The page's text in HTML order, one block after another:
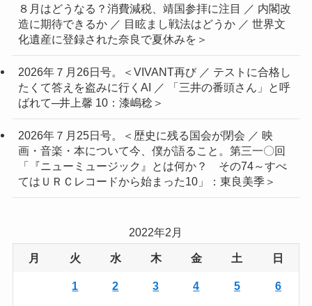
８月はどうなる？消費減税、靖国参拝に注目 ／ 内閣改
造に期待できるか ／ 目眩まし戦法はどうか ／ 世界文
化遺産に登録された奈良で夏休みを＞
2026年７月26日号。＜VIVANT再び ／ テストに合格し
たくて答えを盗みに行くAI ／ 「三井の番頭さん」と呼
ばれて─井上馨 10：漆嶋稔＞
2026年７月25日号。＜歴史に残る国会が閉会 ／ 映
画・音楽・本について今、僕が語ること。第三一〇回
「『ニューミュージック』とは何か？ その74～すべ
てはＵＲＣレコードから始まった10」：東良美季＞
2022年2月
月 火 水 木 金 土 日
1 2 3 4 5 6